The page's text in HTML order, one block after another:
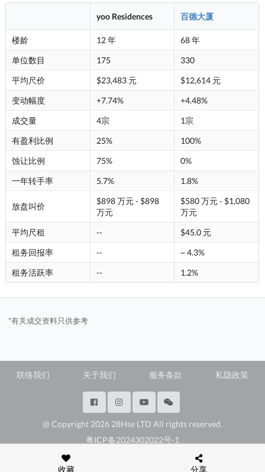
yoo Residences 百德大厦
楼龄 12 年
68 年
单位数目
175
330
平均尺价
$23,483 元
$12,614 元
变动幅度
+7.74%
+4.48%
成交量
4宗
1宗
有盈利比例
25%
100%
蚀让比例
75%
0%
一年转手率
5.7% 1.8%
放盘叫价
$898 万元 - $898
万元
$580 万元 - $1,080
万元
平均尺租
--
$45.0 元
租务回报率
--
~ 4.3%
租务活跃率
-- 1.2%
*有关成交资料只供参考
收藏 分享
联络我们 关于我们 服务条款 私隐政策
@ Copyright 2026 28Hse LTD All rights reserved.
粤ICP备2024302022号-1
深圳市福田区福田街道岗厦社区彩田路3069号星河世纪A楝2307E3